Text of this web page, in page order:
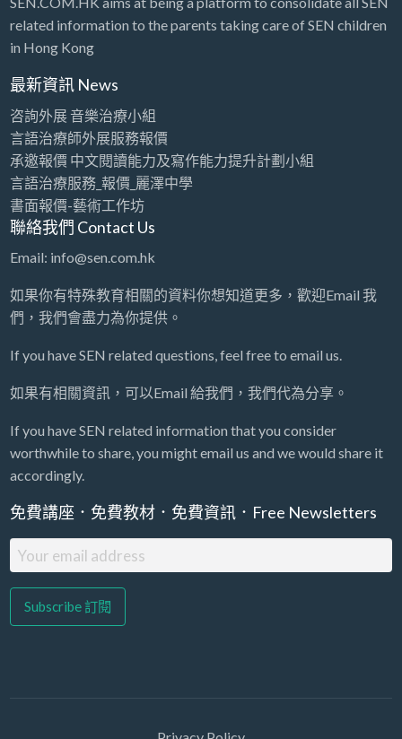
related information to the parents taking care of SEN children
in Hong Kong
最新資訊 News
咨詢外展 音樂治療小組
言語治療師外展服務報價
承邀報價 中文閱讀能力及寫作能力提升計劃小組
言語治療服務_報價_麗澤中學
書面報價-藝術工作坊
聯絡我們 Contact Us
Email: info@sen.com.hk
如果你有特殊教育相關的資料你想知道更多，歡迎Email 我
們，我們會盡力為你提供。
If you have SEN related questions, feel free to email us.
如果有相關資訊，可以Email 給我們，我們代為分享。
If you have SEN related information that you consider
worthwhile to share, you might email us and we would share it
accordingly.
免費講座．免費教材．免費資訊．Free Newsletters